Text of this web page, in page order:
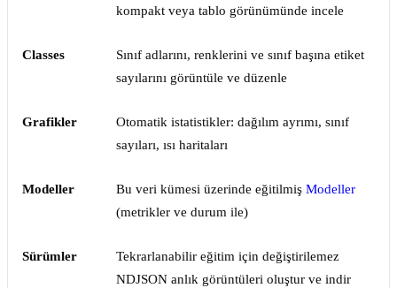
kompakt veya tablo görünümünde incele
Classes
Sınıf adlarını, renklerini ve sınıf başına etiket
sayılarını görüntüle ve düzenle
Grafikler
Otomatik istatistikler: dağılım ayrımı, sınıf
sayıları, ısı haritaları
Modeller Bu veri kümesi üzerinde eğitilmiş Modeller
(metrikler ve durum ile)
Sürümler
Tekrarlanabilir eğitim için değiştirilemez
NDJSON anlık görüntüleri oluştur ve indir